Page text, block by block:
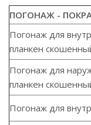
ПОГОНАЖ -
Погонаж для
планкен
Погонаж для
планкен
Погонаж для